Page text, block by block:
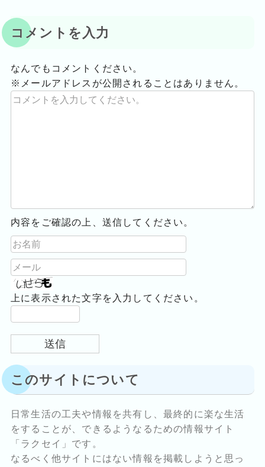
コメントを入力
なんでもコメントください。
※メールアドレスが公開されることはありません。
内容をご確認の上、送信してください。
上に表示された文字を入力してください。
このサイトについて
日常生活の工夫や情報を共有し、最終的に楽な生活
をすることが、できるようなるための情報サイト
「ラクセイ」です。
なるべく他サイトにはない情報を掲載しようと思っ